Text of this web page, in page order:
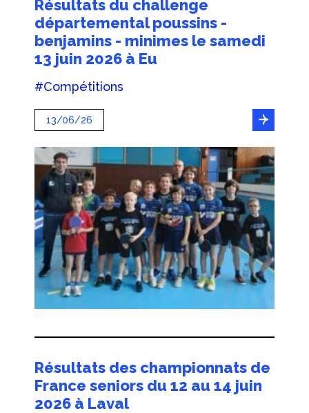
Résultats du challenge
départemental poussins -
benjamins - minimes le samedi
13 juin 2026 à Eu
#Compétitions
13/06/26
Résultats des championnats de
France seniors du 12 au 14 juin
2026 à Laval